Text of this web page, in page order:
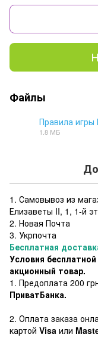
Файлы
Правила
1.8 МБ
1. Самовывоз из
Елизаветы II, 1, 1-й
2. Новая Почта
3. Укрпочта
Бесплатная
Условия
акционный товар.
1. Предоплата 200
ПриватБанка.
2. Оплата заказа
картой Visa или